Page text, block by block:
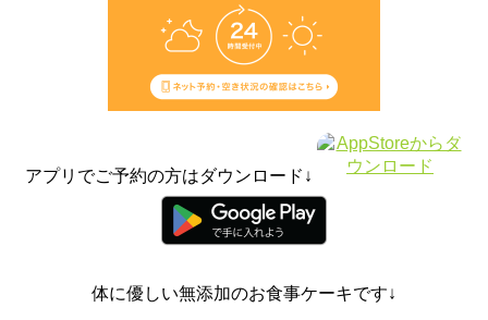
アプリでご予約の方はダウンロード↓
体に優しい無添加のお食事ケーキです↓